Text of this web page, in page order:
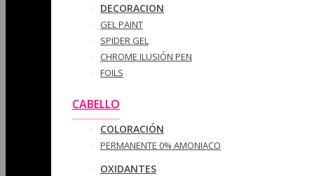
DECORACION
GEL PAINT
SPIDER GEL
CHROME ILUSIÓN PEN
FOILS
CABELLO
COLORACIÓN
PERMANENTE 0% AMONIACO
OXIDANTES